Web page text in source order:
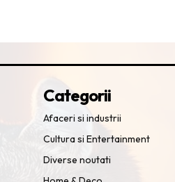
Categorii
Afaceri si industrii
Cultura si Entertainment
Diverse noutati